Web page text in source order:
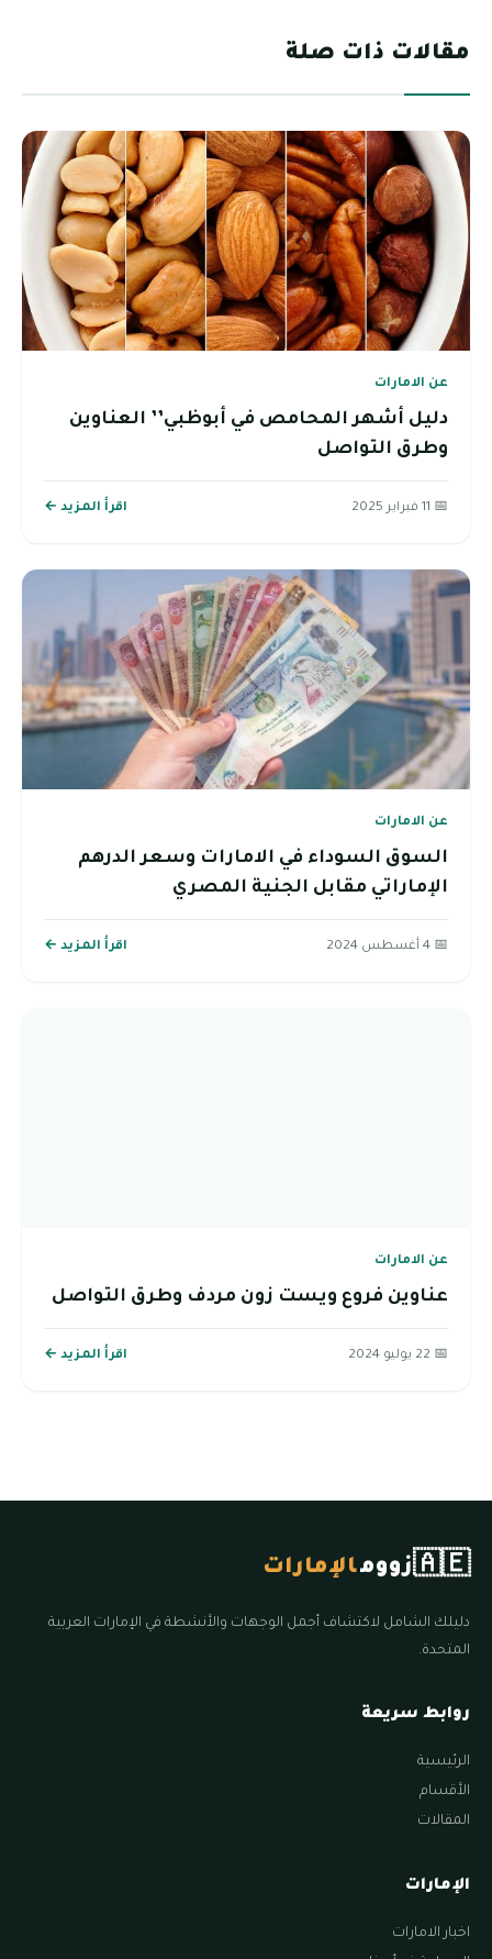
مقالات ذات صلة
عن الامارات
دليل أشهر المحامص في أبوظبي’’ العناوين
وطرق التواصل
📅 11 فبراير 2025 اقرأ المزيد ←
عن الامارات
السوق السوداء في الامارات وسعر الدرهم
الإماراتي مقابل الجنية المصري
📅 4 أغسطس 2024 اقرأ المزيد ←
عن الامارات
عناوين فروع ويست زون مردف وطرق التواصل
📅 22 يوليو 2024 اقرأ المزيد ←
🇦🇪زوومالإمارات
دليلك الشامل لاكتشاف أجمل الوجهات والأنشطة في الإمارات العربية
المتحدة.
روابط سريعة
الرئيسية
الأقسام
المقالات
الإمارات
اخبار الامارات